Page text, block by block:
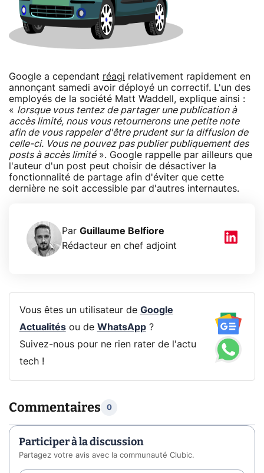
Google a cependant réagi relativement rapidement en
annonçant samedi avoir déployé un correctif. L'un des
employés de la société Matt Waddell, explique ainsi :
« lorsque vous tentez de partager une publication à
accès limité, nous vous retournerons une petite note
afin de vous rappeler d'être prudent sur la diffusion de
celle-ci. Vous ne pouvez pas publier publiquement des
posts à accès limité». Google rappelle par ailleurs que
l'auteur d'un post peut choisir de désactiver la
fonctionnalité de partage afin d'éviter que cette
dernière ne soit accessible par d'autres internautes.
Par Guillaume Belfiore
Rédacteur en chef adjoint
Vous êtes un utilisateur de Google
Actualitésou de WhatsApp?
Suivez-nous pour ne rien rater de l'actu
tech !
Commentaires 0
Participer à la discussion
Partagez votre avis avec la communauté Clubic.